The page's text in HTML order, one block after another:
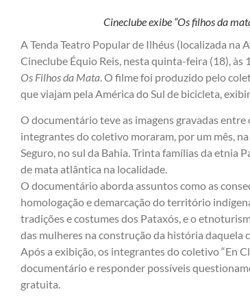
Cineclube exibe “Os filhos da
A Tenda Teatro Popular de Ilhéus (localizada na
Cineclube Équio Reis, nesta quinta-feira (18),
Os Filhos da Mata . O filme foi produzido pelo
que viajam pela América do Sul de bicicleta,
O documentário teve as imagens gravadas
integrantes do coletivo moraram, por um mês,
Seguro, no sul da Bahia. Trinta famílias da etnia
de mata atlântica na localidade.
O documentário aborda assuntos como as
homologação e demarcação do território
tradições e costumes dos Pataxós, e o
das mulheres na construção da história daquela
Após a exibição, os integrantes do coletivo “En
documentário e responder possíveis
gratuita.